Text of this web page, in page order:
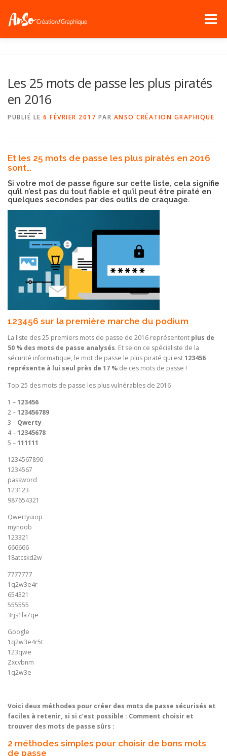
Menu
PORTFOLIO
Les 25 mots de passe les plus piratés
en 2016
PUBLIÉ LE 6 FÉVRIER 2017 PAR ANSO'CRÉATION GRAPHIQUE
Et les 25 mots de passe les plus piratés en 2016
sont…
Si votre mot de passe figure sur cette liste, cela signifie
qu’il n’est pas du tout fiable et qu’il peut être piraté en
quelques secondes par des outils de craquage.
123456 sur la première marche du podium
La liste des 25 premiers mots de passe de 2016 représentent plus de
50 % des mots de passe analysés. Et selon ce spécialiste de la
sécurité informatique, le mot de passe le plus piraté qui est123456
représente à lui seul près de 17 % de ces mots de passe !
Top 25 des mots de passe les plus vulnérables de 2016 :
1 –123456
2 –123456789
3 – Qwerty
4 –12345678
5 –111111
1234567890
1234567
password
123123
987654321
Qwertyuiop
mynoob
123321
666666
18atcskd2w
7777777
1q2w3e4r
654321
555555
3rjs1la7qe
Google
1q2w3e4r5t
123qwe
Zxcvbnm
1q2w3e
Voici deux méthodes pour créer des mots de passe sécurisés et
faciles à retenir, si si c’est possible : Comment choisir et
trouver des mots de passe sûrs :
2 méthodes simples pour choisir de bons mots
de passe